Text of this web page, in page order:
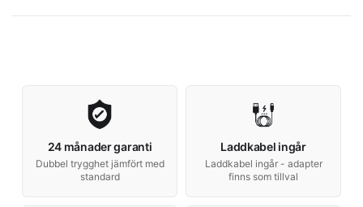
24 månader garanti
Dubbel trygghet jämfört med
standard
Laddkabel ingår
Laddkabel ingår - adapter
finns som tillval